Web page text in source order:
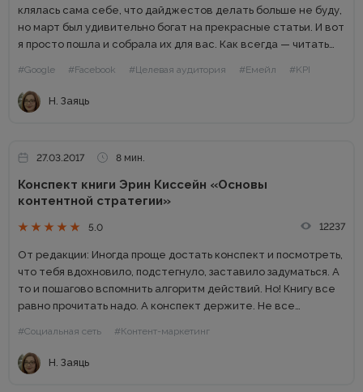
клялась сама себе, что дайджестов делать больше не буду,
но март был удивительно богат на прекрасные статьи. И вот
я просто пошла и собрала их для вас. Как всегда — читать
#Google #Facebook #Целевая аудитория #Емейл #KPI
Н. Заяць
27.03.2017 8 мин.
Конспект книги Эрин Киссейн «Основы
контентной стратегии»
5.0 12237
От редакции: Иногда проще достать конспект и посмотреть,
что тебя вдохновило, подстегнуло, заставило задуматься. А
то и пошагово вспомнить алгоритм действий. Но! Книгу все
равно прочитать надо. А конспект держите. Не все
#Социальная сеть #Контент-маркетинг
Н. Заяць